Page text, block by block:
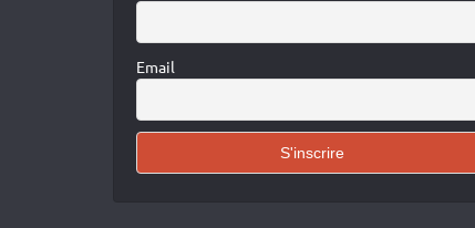
Email